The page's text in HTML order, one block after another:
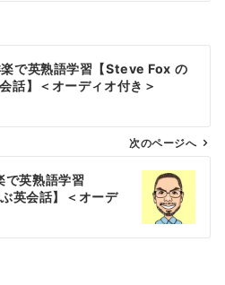
で英熟語学習【Steve Fox の
話】＜オーディオ付き＞
次のページへ
英熟語学習
英会話】＜オーデ